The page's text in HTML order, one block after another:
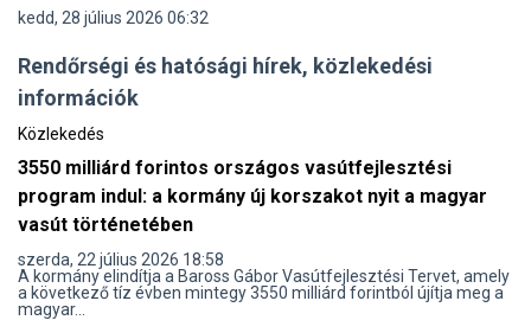
kedd, 28 július 2026 06:32
Rendőrségi és hatósági hírek, közlekedési
információk
Közlekedés
3550 milliárd forintos országos vasútfejlesztési
program indul: a kormány új korszakot nyit a magyar
vasút történetében
szerda, 22 július 2026 18:58
A kormány elindítja a Baross Gábor Vasútfejlesztési Tervet, amely
a következő tíz évben mintegy 3550 milliárd forintból újítja meg a
magyar...